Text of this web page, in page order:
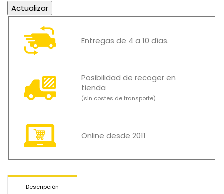
Entregas de 4 a 10 días.
Posibilidad de recoger en
tienda
(sin costes de transporte)
Online desde 2011
Descripción